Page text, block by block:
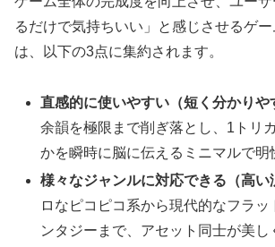
るだけで気持ちいい」と感じさせるゲ
は、以下の3点に集約されます。
直感的に使いやすい（短く分かりや
余韻を極限まで削ぎ落とし、1トリ
かを瞬時に脳に伝えるミニマルで明
様々なジャンルに対応できる（高い
ロなピコピコ系から現代的なフラッ
ンタジーまで、アセット同士が美し